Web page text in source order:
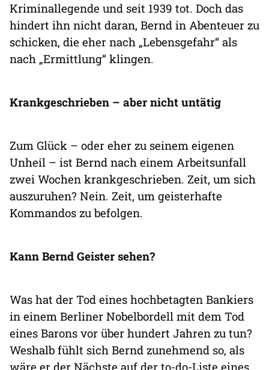
Kriminallegende und seit 1939 tot. Doch das
hindert ihn nicht daran, Bernd in Abenteuer zu
schicken, die eher nach „Lebensgefahr“ als
nach „Ermittlung“ klingen.
Krankgeschrieben – aber nicht untätig
Zum Glück – oder eher zu seinem eigenen
Unheil – ist Bernd nach einem Arbeitsunfall
zwei Wochen krankgeschrieben. Zeit, um sich
auszuruhen? Nein. Zeit, um geisterhafte
Kommandos zu befolgen.
Kann Bernd Geister sehen?
Was hat der Tod eines hochbetagten Bankiers
in einem Berliner Nobelbordell mit dem Tod
eines Barons vor über hundert Jahren zu tun?
Weshalb fühlt sich Bernd zunehmend so, als
wäre er der Nächste auf der to-do-Liste eines